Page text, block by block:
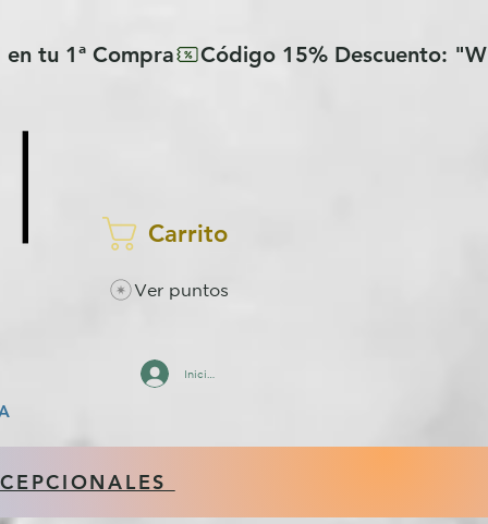
Carrito
Ver puntos
Iniciar sesión